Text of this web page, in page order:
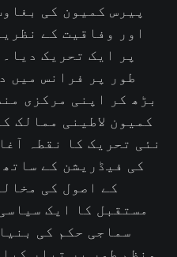
پیرس کمیون کی
اور وفاقیت کے
پر ایک تحریک
طور پر فرانس میں
بڑھ کر اپنی مرکزی
کمیون لاطینی ممالک
نئی تحریک کا نقطہ
کی فیڈریشن کے
کے اصول کی
مستقبل کا ایک
سماجی حکم کی
منظم طور پر تیار